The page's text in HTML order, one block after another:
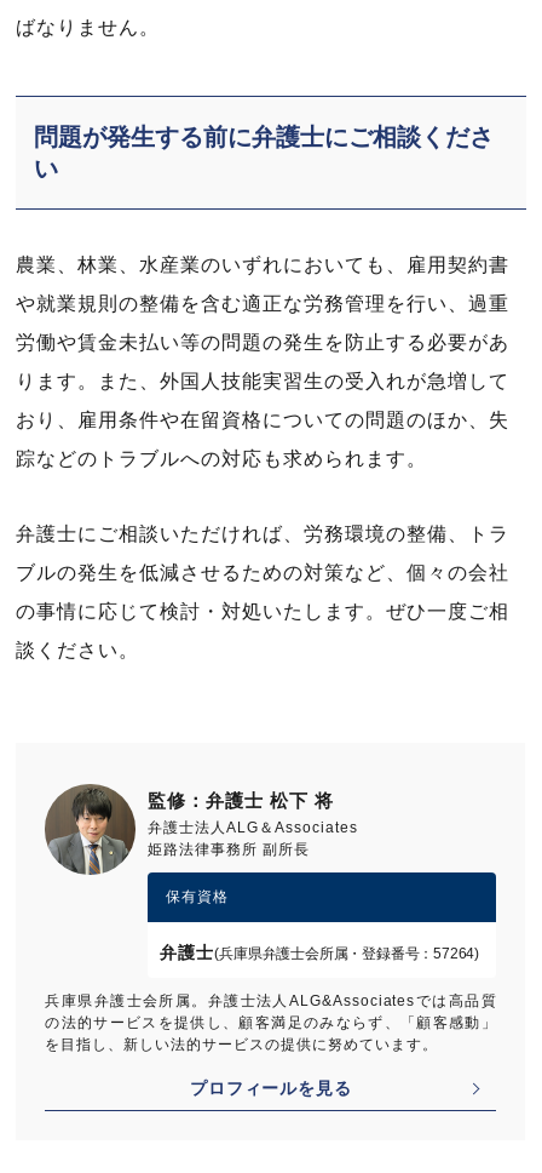
ばなりません。
問題が発生する前に弁護士にご相談くださ
い
農業、林業、水産業のいずれにおいても、雇用契約書
や就業規則の整備を含む適正な労務管理を行い、過重
労働や賃金未払い等の問題の発生を防止する必要があ
ります。また、外国人技能実習生の受入れが急増して
おり、雇用条件や在留資格についての問題のほか、失
踪などのトラブルへの対応も求められます。
弁護士にご相談いただければ、労務環境の整備、トラ
ブルの発生を低減させるための対策など、個々の会社
の事情に応じて検討・対処いたします。ぜひ一度ご相
談ください。
監修：弁護士 松下 将
弁護士法人ALG＆Associates
姫路法律事務所 副所長
保有資格
弁護士(兵庫県弁護士会所属・登録番号：57264)
兵庫県弁護士会所属。弁護士法人ALG&Associatesでは高品質
の法的サービスを提供し、顧客満足のみならず、「顧客感動」
を目指し、新しい法的サービスの提供に努めています。
プロフィールを見る